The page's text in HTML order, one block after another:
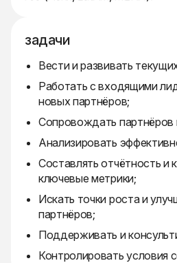
задачи
Вести и развивать
Работать с входящими
новых партнёров;
Сопровождать партнёров
Анализировать
Составлять отчётность и
ключевые метрики;
Искать точки роста и
партнёров;
Поддерживать и
Контролировать условия